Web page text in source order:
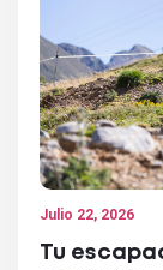
Julio 22, 2026
Tu